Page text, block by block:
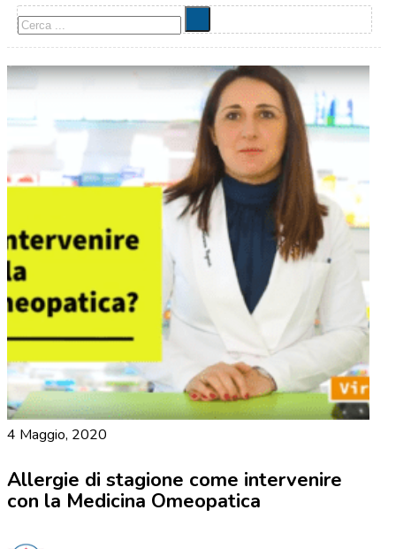
Cerca
4 Maggio, 2020
Allergie di stagione come intervenire
con la Medicina Omeopatica